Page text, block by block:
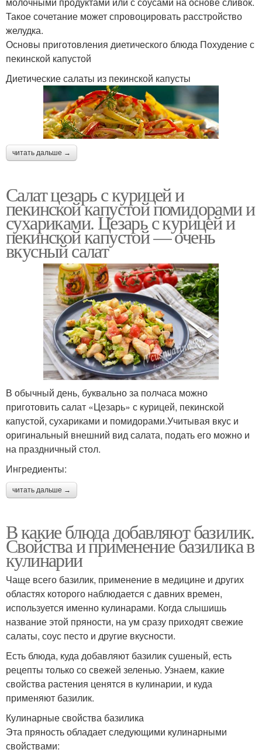
Такое сочетание может спровоцировать расстройство
желудка.
Основы приготовления диетического блюда Похудение с
пекинской капустой
Диетические салаты из пекинской капусты
читать дальше →
Салат цезарь с курицей и
пекинской капустой помидорами и
сухариками. Цезарь с курицей и
пекинской капустой — очень
вкусный салат
В обычный день, буквально за полчаса можно
приготовить салат «Цезарь» с курицей, пекинской
капустой, сухариками и помидорами.Учитывая вкус и
оригинальный внешний вид салата, подать его можно и
на праздничный стол.
Ингредиенты:
читать дальше →
В какие блюда добавляют базилик.
Свойства и применение базилика в
кулинарии
Чаще всего базилик, применение в медицине и других
областях которого наблюдается с давних времен,
используется именно кулинарами. Когда слышишь
название этой пряности, на ум сразу приходят свежие
салаты, соус песто и другие вкусности.
Есть блюда, куда добавляют базилик сушеный, есть
рецепты только со свежей зеленью. Узнаем, какие
свойства растения ценятся в кулинарии, и куда
применяют базилик.
Кулинарные свойства базилика
Эта пряность обладает следующими кулинарными
свойствами: